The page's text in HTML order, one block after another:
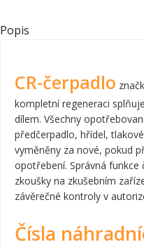
Popis
CR-čerpadlo
kompletní regeneraci
dílem. Všechny
předčerpadlo, hřídel,
vyměněny za nové, pokud
opotřebení. Správná
zkoušky na zkušebním
závěrečné kontroly v
Čísla